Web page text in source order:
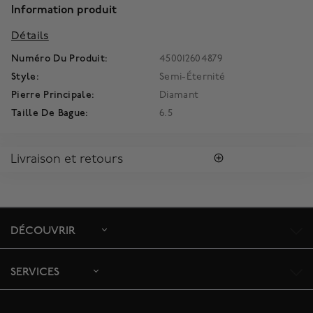
Information produit
Détails
Numéro Du Produit:
450012604879
Style:
Semi-Éternité
Pierre Principale:
Diamant
Taille De Bague:
6.5
Livraison et retours
s'assurer la satisfaction de la réception des colis, toutes les
Le délai de livraison estimé est de 5 à 7 jours ouvrables.
DÉCOUVRIR
SERVICES